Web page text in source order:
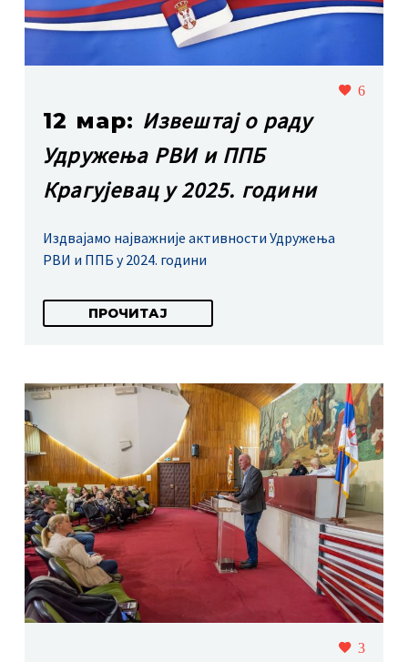
6
12 мар: Извештај о раду
Удружења РВИ и ППБ
Крагујевац у 2025. години
Издвајамо најважније активности Удружења
РВИ и ППБ у 2024. години
ПРОЧИТАЈ
3